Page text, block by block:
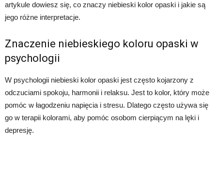
artykule dowiesz się, co znaczy niebieski kolor opaski i jakie są
jego różne interpretacje.
Znaczenie niebieskiego koloru opaski w
psychologii
W psychologii niebieski kolor opaski jest często kojarzony z
odczuciami spokoju, harmonii i relaksu. Jest to kolor, który może
pomóc w łagodzeniu napięcia i stresu. Dlatego często używa się
go w terapii kolorami, aby pomóc osobom cierpiącym na lęki i
depresję.